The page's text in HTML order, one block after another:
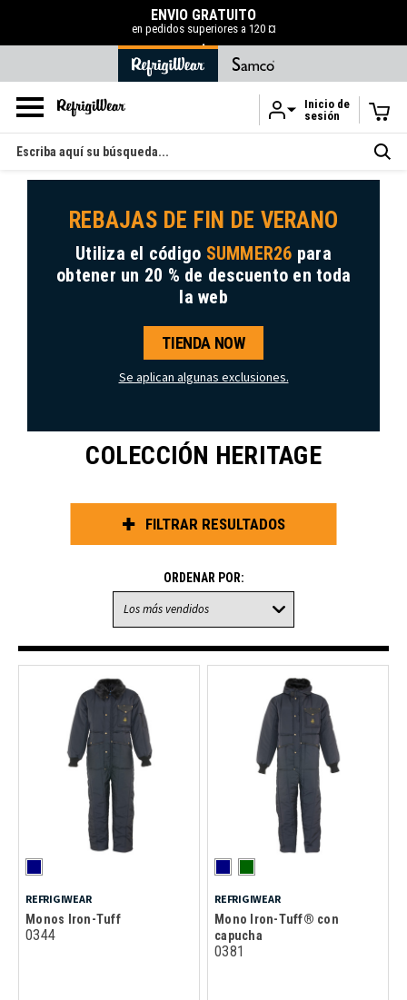
Ir al contenido principal
ENVÍO GRATUITO
en pedidos superiores a 120 ¤
.
Inicio de
sesión
Buscar
en
REBAJAS DE FIN DE VERANO
Utiliza el código SUMMER26 para
obtener un 20 % de descuento en toda
la web
TIENDA NOW
Se aplican algunas exclusiones.
COLECCIÓN HERITAGE
FILTRAR RESULTADOS
ORDENAR POR:
REFRIGIWEAR
Monos Iron-Tuff
0344
REFRIGIWEAR
Mono Iron-Tuff® con
capucha
0381